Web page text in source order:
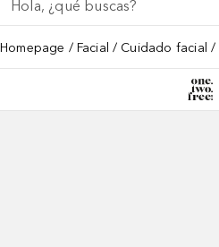
Homepage Facial Cuidado facial